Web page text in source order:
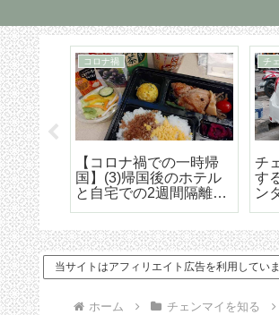
でオ
人気
菜創
ラン
住まい探し
チェンマイ長期滞在の
ための住まい探しはこ
うやろう エリア選び
け
な
当サイトはアフィリエイト広告を利用してい
ホーム チェンマイを知る